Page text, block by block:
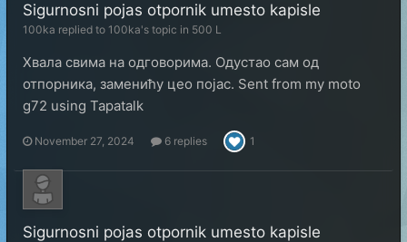
Sigurnosni pojas otpornik umesto kapisle
100ka replied to 100ka's topic in 500 L
Хвала свима на одговорима. Одустао сам од
отпорника, заменићу цео појас. Sent from my moto
g72 using Tapatalk
November 27, 2024 6 replies 1
Sigurnosni pojas otpornik umesto kapisle